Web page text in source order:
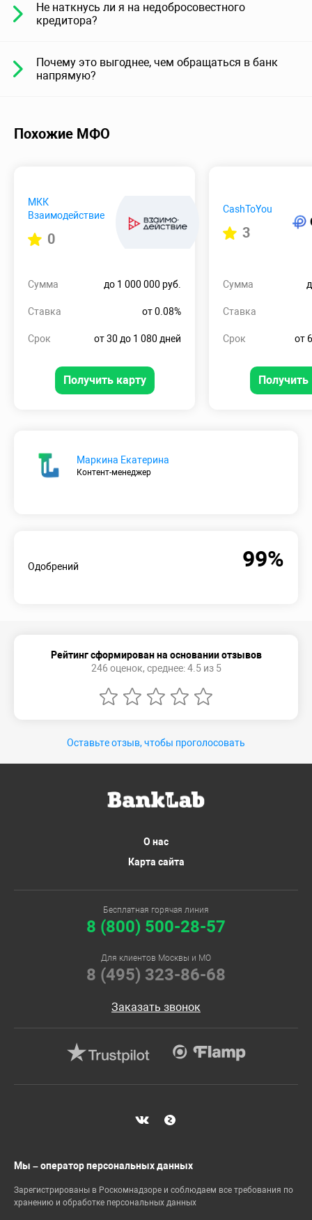
Не наткнусь ли я на недобросовестного
кредитора?
Почему это выгоднее, чем обращаться в банк
напрямую?
Похожие МФО
МКК
Взаимодействие
0
Сумма до 1 000 000 руб.
Ставка от 0.08%
Срок от 30 до 1 080 дней
Получить карту
CashToYou
3
Сумма
Ставка
Срок от
Получить
Маркина Екатерина
Контент-менеджер
Одобрений 99%
Рейтинг сформирован на основании отзывов
246 оценок, среднее: 4.5 из 5
Оставьте отзыв, чтобы проголосовать
О нас
Карта сайта
Бесплатная горячая линия
8 (800) 500-28-57
Для клиентов Москвы и МО
8 (495) 323-86-68
Заказать звонок
Мы – оператор персональных данных
Зарегистрированы в Роскомнадзоре и соблюдаем все требования по
хранению и обработке персональных данных